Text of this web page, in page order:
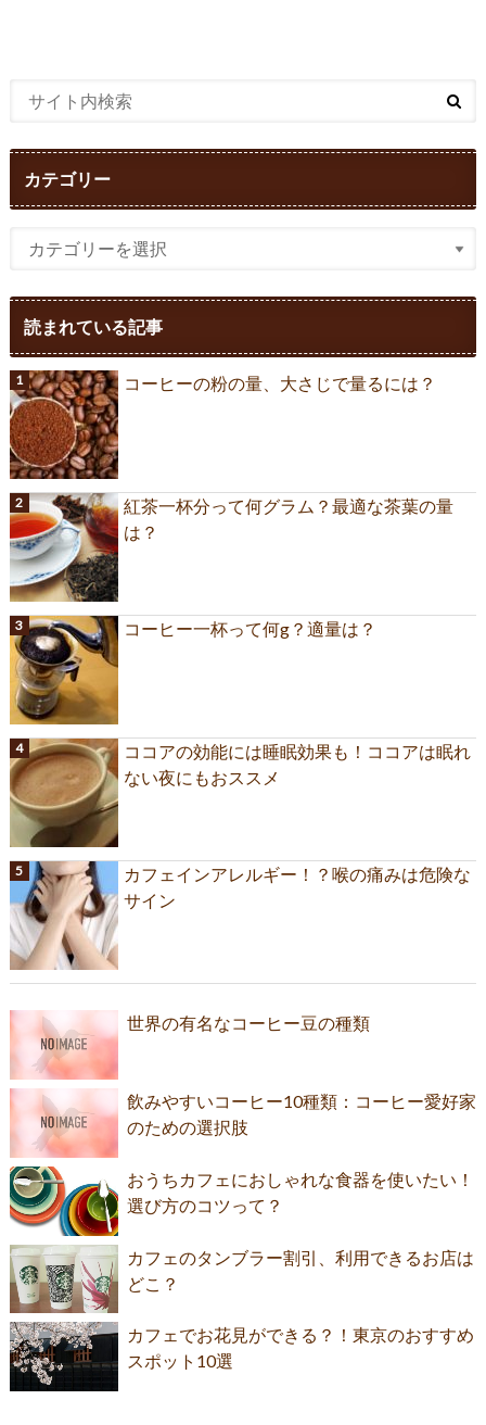
カテゴリー
読まれている記事
コーヒーの粉の量、大さじで量るには？
紅茶一杯分って何グラム？最適な茶葉の量
は？
コーヒー一杯って何g？適量は？
ココアの効能には睡眠効果も！ココアは眠れ
ない夜にもおススメ
カフェインアレルギー！？喉の痛みは危険な
サイン
世界の有名なコーヒー豆の種類
飲みやすいコーヒー10種類：コーヒー愛好家
のための選択肢
おうちカフェにおしゃれな食器を使いたい！
選び方のコツって？
カフェのタンブラー割引、利用できるお店は
どこ？
カフェでお花見ができる？！東京のおすすめ
スポット10選